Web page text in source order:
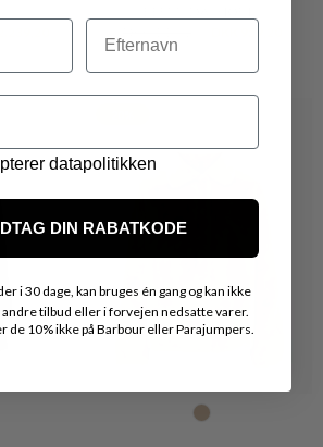
Efternavn
datapolitikken
DIN RABATKODE
i 30 dage, kan bruges én gang og kan ikke
tilbud eller i forvejen nedsatte varer.
10% ikke på Barbour eller Parajumpers.